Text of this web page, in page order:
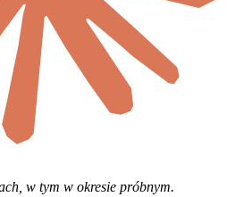
w tym w okresie próbnym.